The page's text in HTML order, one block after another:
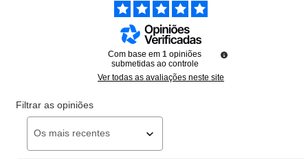
Com base em 1 opiniões
submetidas ao controle
Ver todas as avaliações neste site
Filtrar as opiniões